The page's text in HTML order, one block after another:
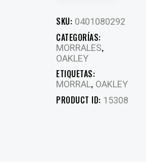
SKU: 0401080292
CATEGORÍAS:
MORRALES,
OAKLEY
ETIQUETAS:
MORRAL, OAKLEY
PRODUCT ID: 15308